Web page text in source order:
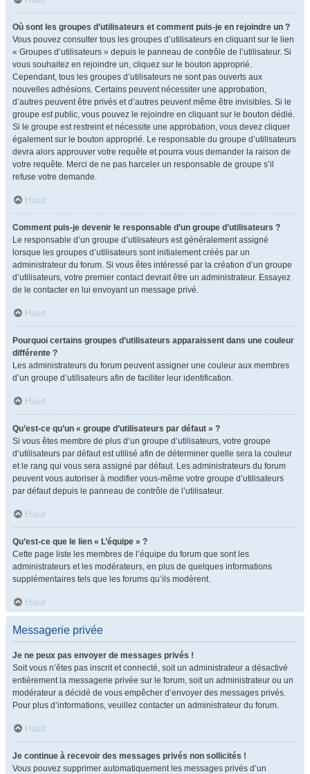
Où sont les groupes d’utilisateurs et comment puis-je en rejoindre un ?
Vous pouvez consulter tous les groupes d’utilisateurs en cliquant sur le lien
« Groupes d’utilisateurs » depuis le panneau de contrôle de l’utilisateur. Si
vous souhaitez en rejoindre un, cliquez sur le bouton approprié.
Cependant, tous les groupes d’utilisateurs ne sont pas ouverts aux
nouvelles adhésions. Certains peuvent nécessiter une approbation,
d’autres peuvent être privés et d’autres peuvent même être invisibles. Si le
groupe est public, vous pouvez le rejoindre en cliquant sur le bouton dédié.
Si le groupe est restreint et nécessite une approbation, vous devez cliquer
également sur le bouton approprié. Le responsable du groupe d’utilisateurs
devra alors approuver votre requête et pourra vous demander la raison de
votre requête. Merci de ne pas harceler un responsable de groupe s’il
refuse votre demande.
Haut
Comment puis-je devenir le responsable d’un groupe d’utilisateurs ?
Le responsable d’un groupe d’utilisateurs est généralement assigné
lorsque les groupes d’utilisateurs sont initialement créés par un
administrateur du forum. Si vous êtes intéressé par la création d’un groupe
d’utilisateurs, votre premier contact devrait être un administrateur. Essayez
de le contacter en lui envoyant un message privé.
Haut
Pourquoi certains groupes d’utilisateurs apparaissent dans une couleur
différente ?
Les administrateurs du forum peuvent assigner une couleur aux membres
d’un groupe d’utilisateurs afin de faciliter leur identification.
Haut
Qu’est-ce qu’un « groupe d’utilisateurs par défaut » ?
Si vous êtes membre de plus d’un groupe d’utilisateurs, votre groupe
d’utilisateurs par défaut est utilisé afin de déterminer quelle sera la couleur
et le rang qui vous sera assigné par défaut. Les administrateurs du forum
peuvent vous autoriser à modifier vous-même votre groupe d’utilisateurs
par défaut depuis le panneau de contrôle de l’utilisateur.
Haut
Qu’est-ce que le lien « L’équipe » ?
Cette page liste les membres de l’équipe du forum que sont les
administrateurs et les modérateurs, en plus de quelques informations
supplémentaires tels que les forums qu’ils modèrent.
Haut
Messagerie privée
Je ne peux pas envoyer de messages privés !
Soit vous n’êtes pas inscrit et connecté, soit un administrateur a désactivé
entièrement la messagerie privée sur le forum, soit un administrateur ou un
modérateur a décidé de vous empêcher d’envoyer des messages privés.
Pour plus d’informations, veuillez contacter un administrateur du forum.
Haut
Je continue à recevoir des messages privés non sollicités !
Vous pouvez supprimer automatiquement les messages privés d’un